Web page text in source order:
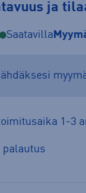
ja
Saatavilla
1-3
palautus